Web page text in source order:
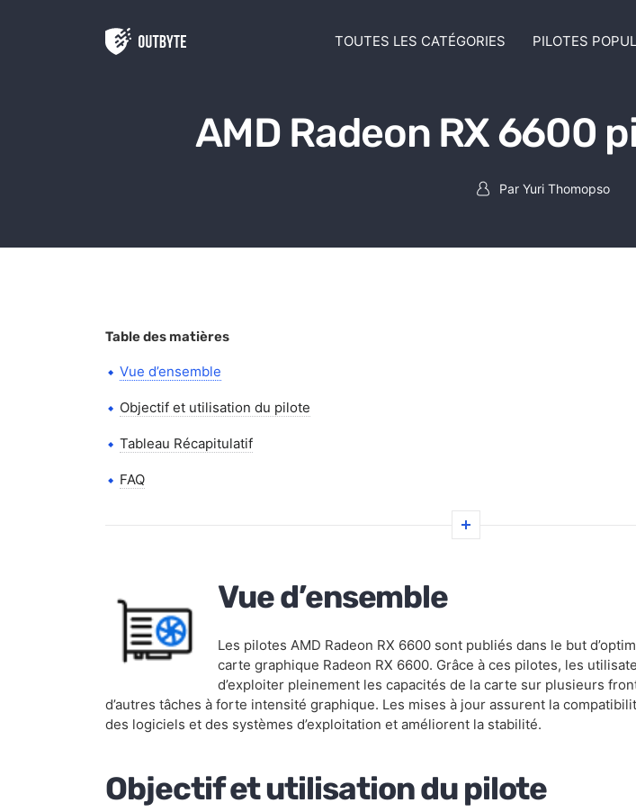
TOUTES LES CATÉGORIES
PILOTES
AMD Radeon RX 6600
Auteur de la publication
Par Yuri Thomopso
Table des matières
Vue d’ensemble
Objectif et utilisation du pilote
Tableau Récapitulatif
FAQ
Vue d’ensemble
Les pilotes AMD Radeon RX 6600 sont publiés dans le but
carte graphique Radeon RX 6600. Grâce à ces pilotes, les
d’exploiter pleinement les capacités de la carte sur plusieurs
d’autres tâches à forte intensité graphique. Les mises à jour assurent la
des logiciels et des systèmes d’exploitation et améliorent la stabilité.
Objectif et utilisation du pilote